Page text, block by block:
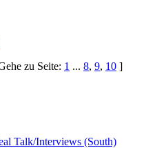
zu Seite: 1 ... 8, 9, 10 ]
Talk/Interviews (South)